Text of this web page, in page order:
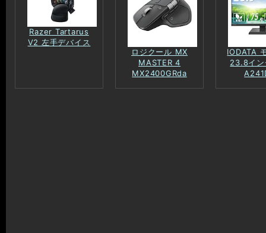
Razer Tartarus
V2 左手デバイス
ロジクール MX
MASTER 4
MX2400GRda
IODATA
23.8イ